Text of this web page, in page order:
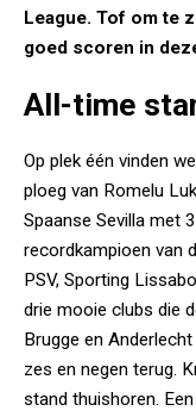
League. Tof om te
goed scoren in
All-time
Op plek één vinden
ploeg van Romelu
Spaanse Sevilla met
recordkampioen van
PSV, Sporting
drie mooie clubs die
Brugge en
zes en negen terug.
stand thuishoren.